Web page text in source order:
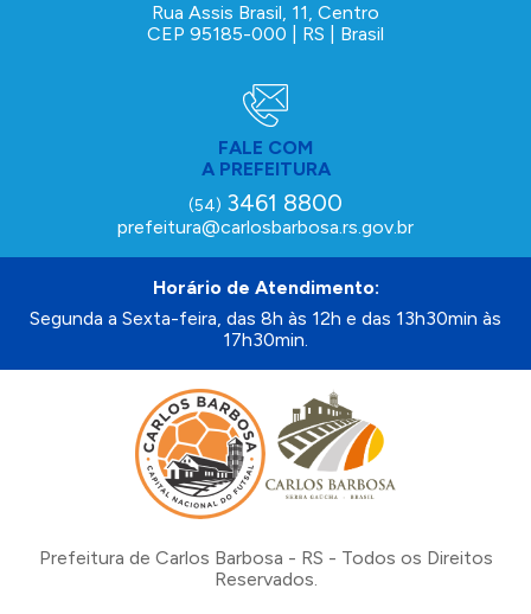
Rua Assis Brasil, 11, Centro
CEP 95185-000 | RS | Brasil
FALE COM
A PREFEITURA
(54) 3461 8800
prefeitura@carlosbarbosa.rs.gov.br
Horário de Atendimento:
Segunda a Sexta-feira, das 8h às 12h e das 13h30min às
17h30min.
Prefeitura de Carlos Barbosa - RS - Todos os Direitos
Reservados.